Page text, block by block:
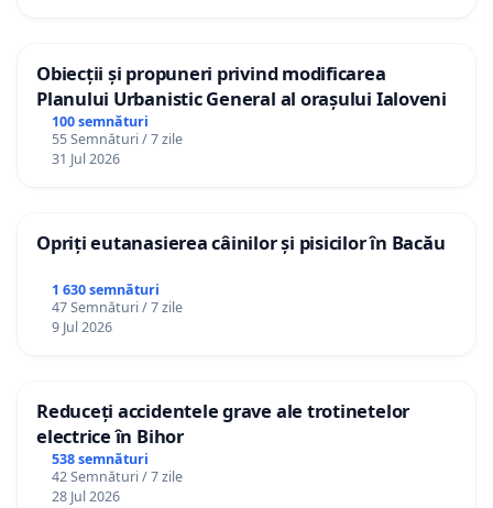
Obiecții și propuneri privind modificarea
Planului Urbanistic General al orașului Ialoveni
100 semnături
55 Semnături / 7 zile
31 Jul 2026
Opriți eutanasierea câinilor și pisicilor în Bacău
1 630 semnături
47 Semnături / 7 zile
9 Jul 2026
Reduceți accidentele grave ale trotinetelor
electrice în Bihor
538 semnături
42 Semnături / 7 zile
28 Jul 2026